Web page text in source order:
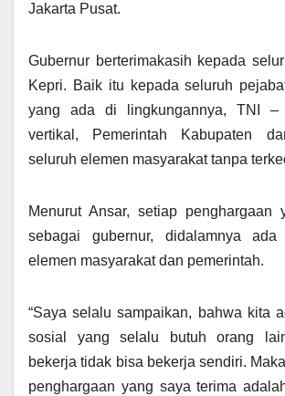
Jakarta Pusat.
Gubernur berterimakasih kepada
Kepri. Baik itu kepada seluruh
yang ada di lingkungannya, TNI –
vertikal, Pemerintah Kabupaten
seluruh elemen masyarakat tanpa
Menurut Ansar, setiap penghargaan
sebagai gubernur, didalamnya
elemen masyarakat dan pemerintah.
“Saya selalu sampaikan, bahwa kita
sosial yang selalu butuh orang
bekerja tidak bisa bekerja sendiri.
penghargaan yang saya terima